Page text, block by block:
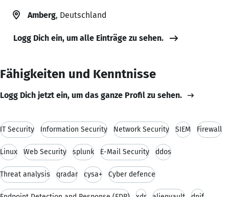
Amberg, Deutschland
Logg Dich ein, um alle Einträge zu sehen.
Fähigkeiten und Kenntnisse
Logg Dich jetzt ein, um das ganze Profil zu sehen.
IT Security Information Security Network Security SIEM Firewall
Linux Web Security splunk E-Mail Security ddos
Threat analysis qradar cysa+ Cyber defence